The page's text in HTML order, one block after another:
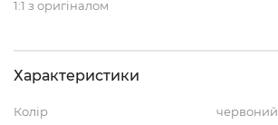
1:1 з оригіналом
Характеристики
Колір
червоний